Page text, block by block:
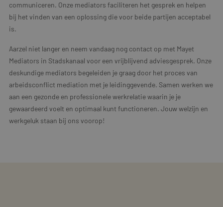
communiceren. Onze mediators faciliteren het gesprek en helpen
bij het vinden van een oplossing die voor beide partijen acceptabel
is.
Aarzel niet langer en neem vandaag nog contact op met Mayet
Mediators in Stadskanaal voor een vrijblijvend adviesgesprek. Onze
deskundige mediators begeleiden je graag door het proces van
arbeidsconflict mediation met je leidinggevende. Samen werken we
aan een gezonde en professionele werkrelatie waarin je je
gewaardeerd voelt en optimaal kunt functioneren. Jouw welzijn en
werkgeluk staan bij ons voorop!